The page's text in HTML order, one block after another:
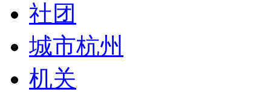
社团
城市杭州
机关